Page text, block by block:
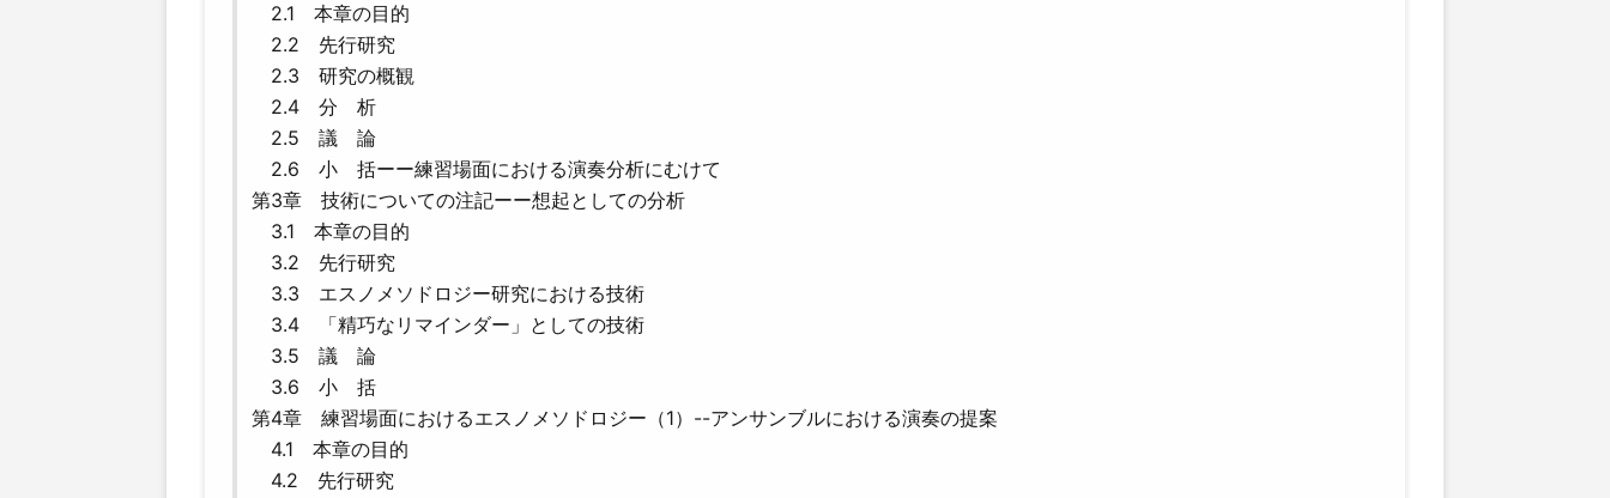
2.1 本章の目的
2.2 先行研究
2.3 研究の概観
2.4 分 析
2.5 議 論
2.6 小 括ーー練習場面における演奏分析にむけて
第3章 技術についての注記ーー想起としての分析
3.1 本章の目的
3.2 先行研究
3.3 エスノメソドロジー研究における技術
3.4 「精巧なリマインダー」としての技術
3.5 議 論
3.6 小 括
第4章 練習場面におけるエスノメソドロジー（1）--アンサンブルにおける演奏の提案
4.1 本章の目的
4.2 先行研究